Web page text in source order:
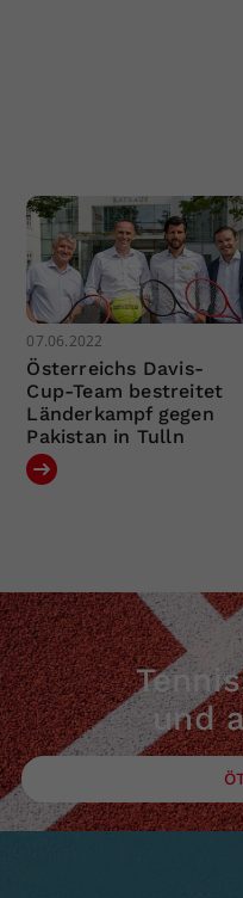
07.06.2022
Österreichs Davis-
Cup-Team bestreitet
Länderkampf gegen
Pakistan in Tulln
und